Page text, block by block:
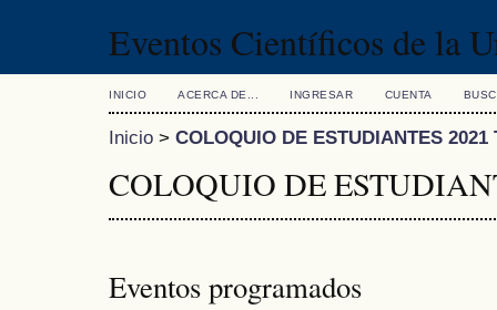
Eventos Científicos de la
INICIO ACERCA DE... INGRESAR CUENTA
Inicio > COLOQUIO DE ESTUDIANTES 2021
COLOQUIO DE
Eventos programados